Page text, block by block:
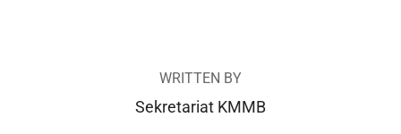
WRITTEN BY
Sekretariat KMMB